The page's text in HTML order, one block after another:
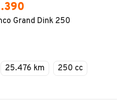
Grand Dink 250
25.476 km
250 cc